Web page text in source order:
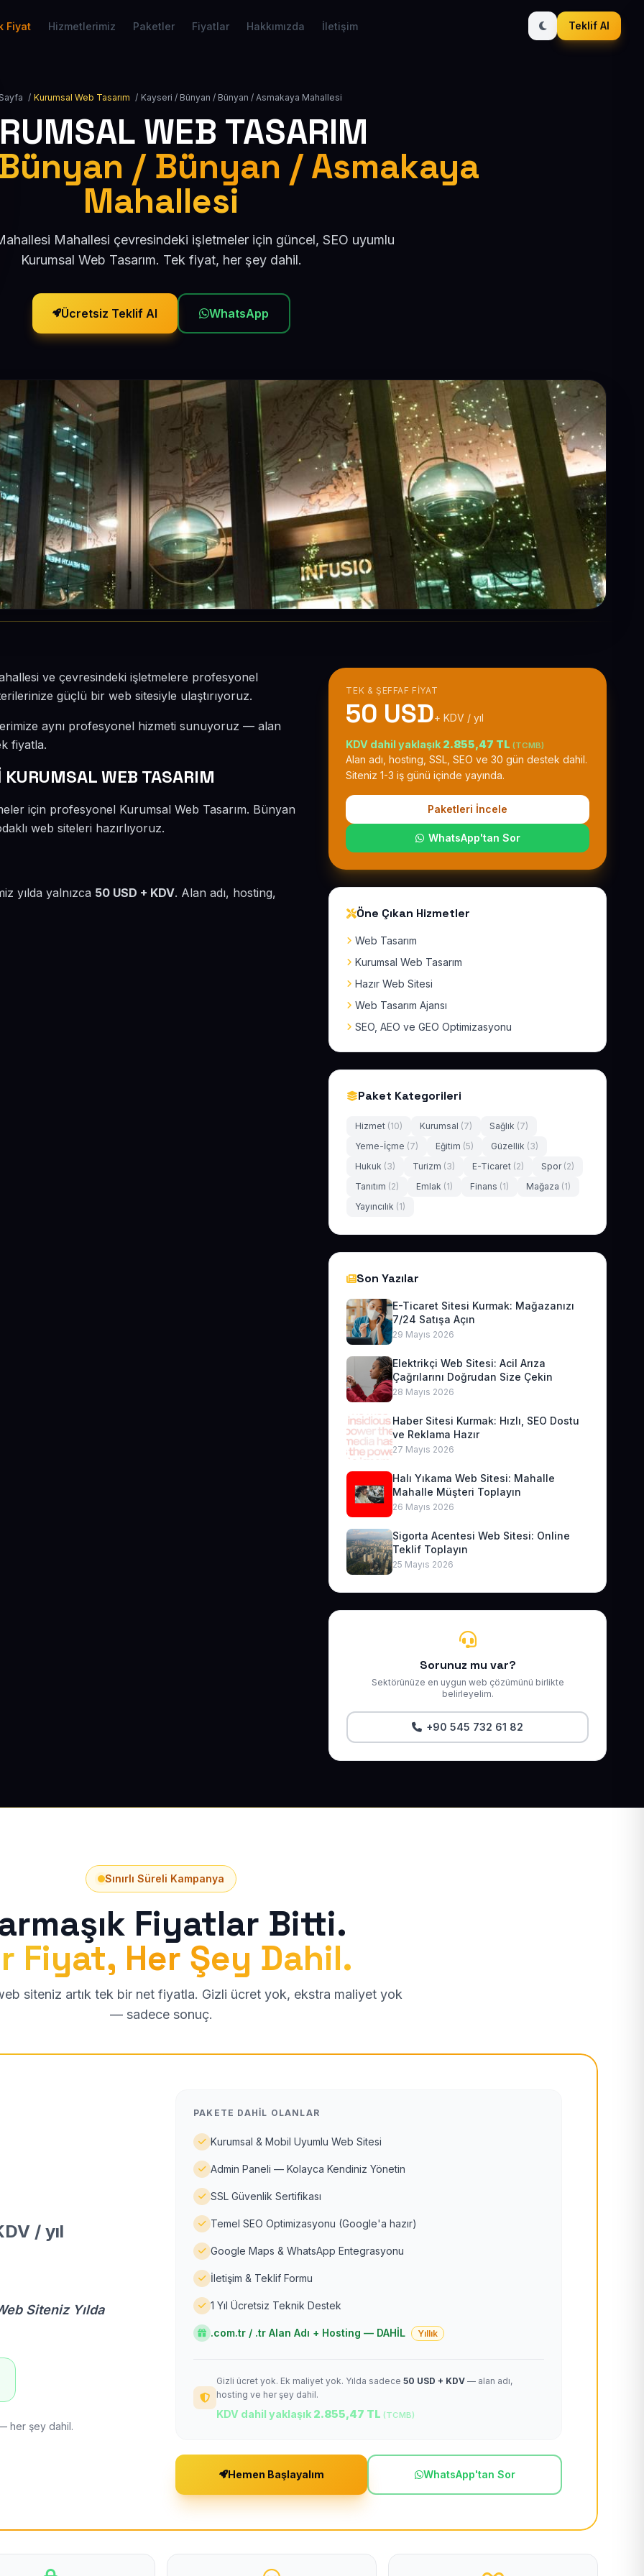
Fiyat Hizmetlerimiz Paketler Fiyatlar Hakkımızda İletişim Teklif Al
/ Kurumsal Web Tasarım / Kayseri / Bünyan / Bünyan / Asmakaya Mahallesi
WEB TASARIM
/ Bünyan / Asmakaya
Mahallesi
Mahallesi çevresindeki işletmeler için güncel, SEO uyumlu
Kurumsal Web Tasarım. Tek fiyat, her şey dahil.
Ücretsiz Teklif Al WhatsApp
ve çevresindeki işletmelere profesyonel
güçlü bir web sitesiyle ulaştırıyoruz.
aynı profesyonel hizmeti sunuyoruz — alan
fiyatla.
WEB TASARIM
için profesyonel Kurumsal Web Tasarım. Bünyan
web siteleri hazırlıyoruz.
yılda yalnızca 50 USD + KDV. Alan adı, hosting,
TEK & ŞEFFAF FIYAT
50 USD+ KDV / yıl
KDV dahil yaklaşık 2.855,47 TL (TCMB)
Alan adı, hosting, SSL, SEO ve 30 gün destek dahil.
Siteniz 1-3 iş günü içinde yayında.
Paketleri İncele
WhatsApp'tan Sor
Öne Çıkan Hizmetler
Web Tasarım
Kurumsal Web Tasarım
Hazır Web Sitesi
Web Tasarım Ajansı
SEO, AEO ve GEO Optimizasyonu
Paket Kategorileri
Hizmet (10) Kurumsal (7) Sağlık (7)
Yeme-İçme (7) Eğitim (5) Güzellik (3)
Hukuk (3) Turizm (3) E-Ticaret (2) Spor (2)
Tanıtım (2) Emlak (1) Finans (1) Mağaza (1)
Yayıncılık (1)
Son Yazılar
E-Ticaret Sitesi Kurmak: Mağazanızı
7/24 Satışa Açın
29 Mayıs 2026
Elektrikçi Web Sitesi: Acil Arıza
Çağrılarını Doğrudan Size Çekin
28 Mayıs 2026
Haber Sitesi Kurmak: Hızlı, SEO Dostu
ve Reklama Hazır
27 Mayıs 2026
Halı Yıkama Web Sitesi: Mahalle
Mahalle Müşteri Toplayın
26 Mayıs 2026
Sigorta Acentesi Web Sitesi: Online
Teklif Toplayın
25 Mayıs 2026
Sorunuz mu var?
Sektörünüze en uygun web çözümünü birlikte
belirleyelim.
+90 545 732 61 82
Sınırlı Süreli Kampanya
Fiyatlar Bitti.
Fiyat, Her Şey Dahil.
siteniz artık tek bir net fiyatla. Gizli ücret yok, ekstra maliyet yok
— sadece sonuç.
/ yıl
Siteniz Yılda
her şey dahil.
PAKETE DAHIL OLANLAR
Kurumsal & Mobil Uyumlu Web Sitesi
Admin Paneli — Kolayca Kendiniz Yönetin
SSL Güvenlik Sertifikası
Temel SEO Optimizasyonu (Google'a hazır)
Google Maps & WhatsApp Entegrasyonu
İletişim & Teklif Formu
1 Yıl Ücretsiz Teknik Destek
.com.tr / .tr Alan Adı + Hosting — DAHİL Yıllık
Gizli ücret yok. Ek maliyet yok. Yılda sadece 50 USD + KDV — alan adı,
hosting ve her şey dahil.
KDV dahil yaklaşık 2.855,47 TL (TCMB)
Hemen Başlayalım WhatsApp'tan Sor